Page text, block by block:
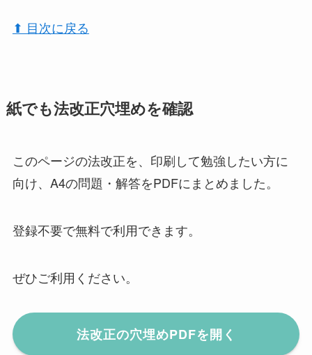
⬆︎ 目次に戻る
紙でも法改正穴埋めを確認
このページの法改正を、印刷して勉強したい方に
向け、A4の問題・解答をPDFにまとめました。
登録不要で無料で利用できます。
ぜひご利用ください。
法改正の穴埋めPDFを開く